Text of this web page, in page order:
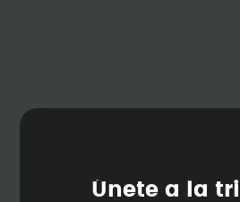
Únete a la tri